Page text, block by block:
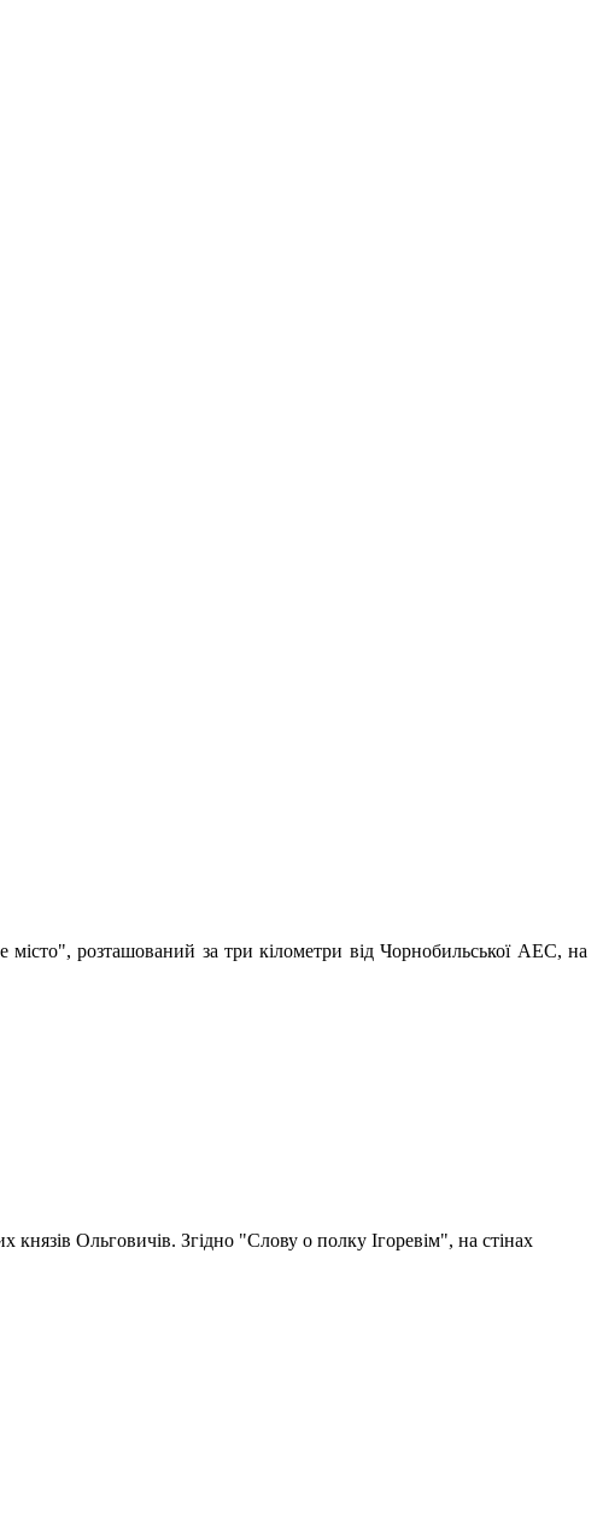
розташований за три кілометри від Чорнобильської АЕС, на
Ольговичів. Згідно "Слову о полку Ігоревім", на стінах